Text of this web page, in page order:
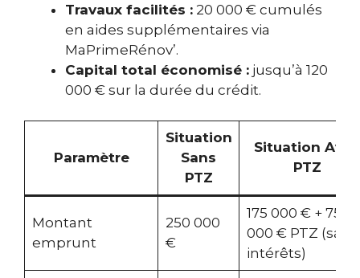
Travaux facilités : 20 000 € cumulés
en aides supplémentaires via
MaPrimeRénov’.
Capital total économisé : jusqu’à 120
000 € sur la durée du crédit.
Paramètre
Situation
Sans
PTZ
Situation Avec
PTZ
Montant
emprunt
250 000
€
175 000 € + 75
000 € PTZ (sans
intérêts)